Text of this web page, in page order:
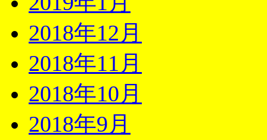
2018年12月
2018年11月
2018年10月
2018年9月